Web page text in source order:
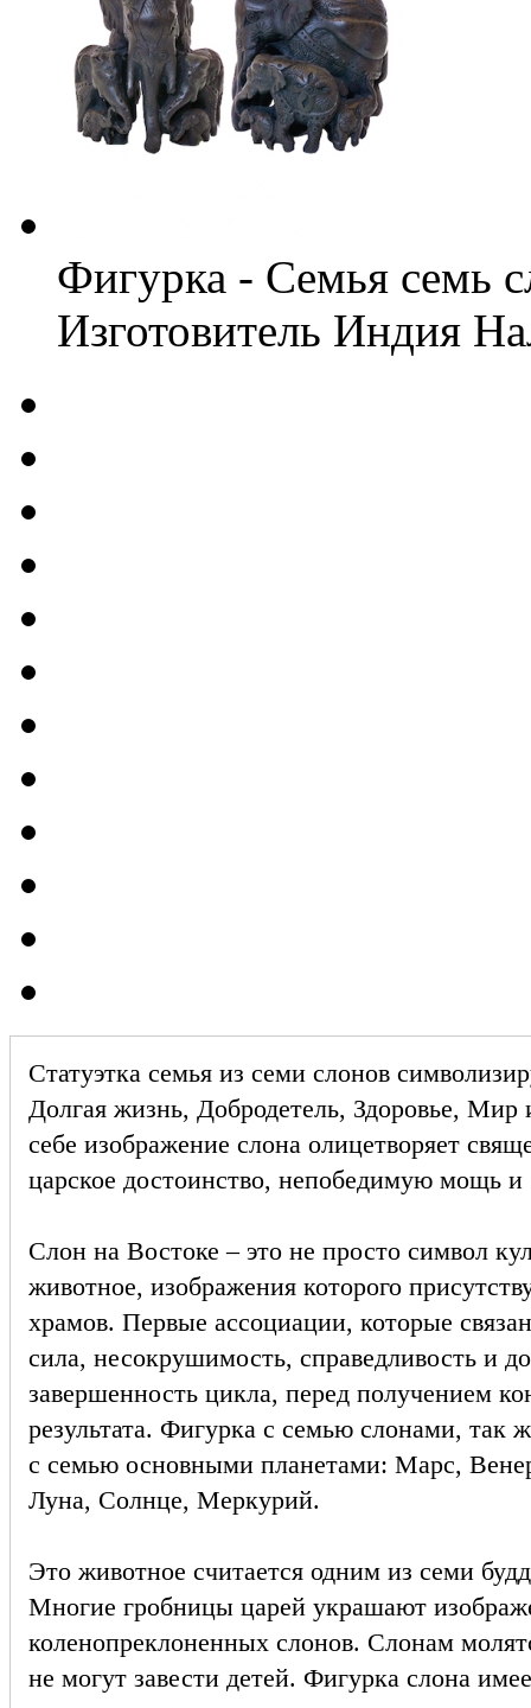
Фигурка - Семья семь
Изготовитель Индия
Статуэтка семья из семи слонов
Долгая жизнь, Добродетель, Здоровье,
себе изображение слона олицетворяет
царское достоинство, непобедимую мощь и
Слон на Востоке – это не просто символ
животное, изображения которого
храмов. Первые ассоциации, которые
сила, несокрушимость, справедливость и
завершенность цикла, перед получением
результата. Фигурка с семью слонами, так
с семью основными планетами: Марс,
Луна, Солнце, Меркурий.
Это животное считается одним из семи
Многие гробницы царей украшают
коленопреклоненных слонов. Слонам
не могут завести детей. Фигурка слона